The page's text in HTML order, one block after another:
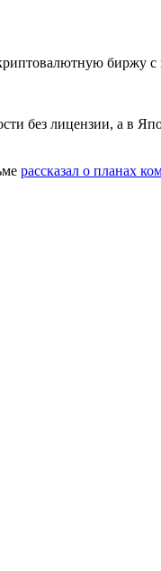
биржу с
без лицензии, а в
рассказал о планах